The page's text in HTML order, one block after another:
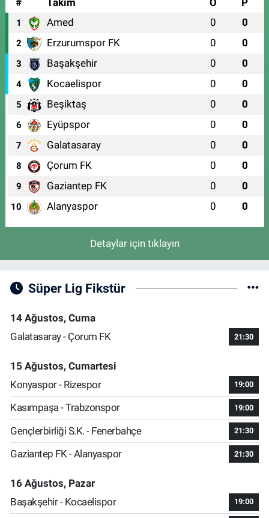
1 Amed 0 0
2 Erzurumspor FK 0 0
3 Başakşehir 0 0
4 Kocaelispor 0 0
5 Beşiktaş 0 0
6 Eyüpspor 0 0
7 Galatasaray 0 0
8 Çorum FK 0 0
9 Gaziantep FK 0 0
10 Alanyaspor 0 0
Detaylar için tıklayın
Süper Lig Fikstür
14 Ağustos, Cuma
Galatasaray - Çorum FK
21:30
15 Ağustos, Cumartesi
Konyaspor - Rizespor
19:00
Kasımpaşa - Trabzonspor 19:00
Gençlerbirliği S.K. - Fenerbahçe 21:30
Gaziantep FK - Alanyaspor 21:30
16 Ağustos, Pazar
Başakşehir - Kocaelispor
19:00